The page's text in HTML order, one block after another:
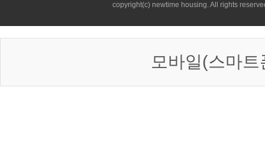
copyright(c) newtime housing. All rights
모바일(스마